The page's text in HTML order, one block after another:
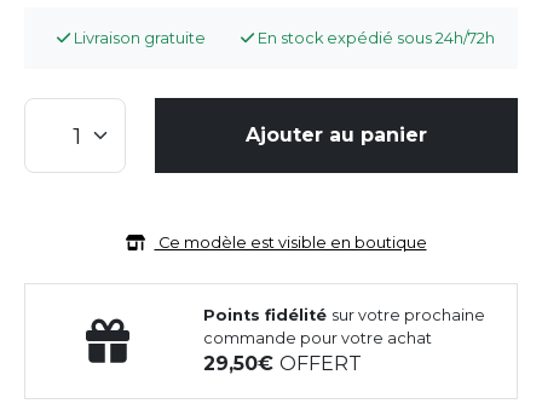
Livraison gratuite En stock expédié sous 24h/72h
Ajouter au panier
Ce modèle est visible en boutique
Points fidélité sur votre prochaine
commande pour votre achat
29,50OFFERT